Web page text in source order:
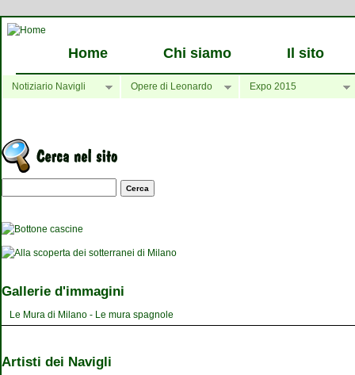
Home Chi siamo Il sito
Notiziario Navigli Opere di Leonardo Expo 2015
Maschera di ricerca
Gallerie d'immagini
Le Mura di Milano - Le mura spagnole
Artisti dei Navigli